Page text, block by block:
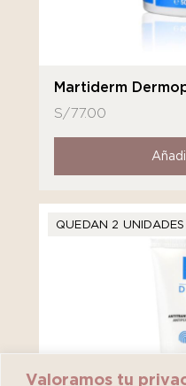
Valoramos tu
Martiderm
S/77.00
QUEDAN 2 UNIDADES